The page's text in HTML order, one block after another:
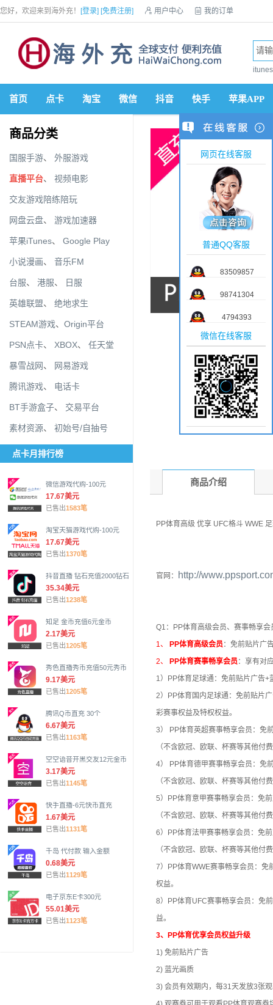
您好，欢迎来到海外充！ [登录] [免费注册]  用户中心  我的订单
首页 点卡 淘宝 微信 抖音 快手 苹果APP
商品分类
国服手游、 外服游戏
直播平台、 视频电影
交友游戏陪练陪玩
网盘云盘、 游戏加速器
苹果iTunes、 Google Play
小说漫画、 音乐FM
台服、 港服、 日服
英雄联盟、 绝地求生
STEAM游戏、 Origin平台
PSN点卡、 XBOX、 任天堂
暴雪战网、 网易游戏
腾讯游戏、 电话卡
BT手游盒子、 交易平台
素材资源、 初始号/自抽号
点卡月排行榜
微信游戏代购-100元
17.67美元
已售出1583笔
淘宝天猫游戏代购-100元
17.67美元
已售出1370笔
抖音直播 钻石充值2000钻石
35.34美元
已售出1238笔
知足 金币充值6元金币
2.17美元
已售出1205笔
秀色直播秀币充值50元秀币
9.17美元
已售出1205笔
腾讯Q币直充 30个
6.67美元
已售出1163笔
空空语音开黑交友12元金币
3.17美元
已售出1145笔
快手直播-6元快币直充
1.67美元
已售出1131笔
千岛 代付款 输入金额
0.68美元
已售出1129笔
电子京东E卡300元
55.01美元
已售出1123笔
商品介绍
PP体育高级 优享 UFC格斗 WWE
官网： http://
Q1：PP体育高级会员、赛事畅享
1、
PP体育高级会员：免前贴片广
2、
PP体育赛事畅享会员：享有对
1）PP体育足球通：免前贴片广告
2）PP体育国内足球通：免前贴片
彩赛事权益及特权权益。
3） PP体育英超赛事畅享会员：免
（不含欧冠、欧联、杯赛等其他付
4） PP体育德甲赛事畅享会员：免
（不含欧冠、欧联、杯赛等其他付
5）PP体育意甲赛事畅享会员：免
（不含欧冠、欧联、杯赛等其他付
6）PP体育法甲赛事畅享会员：免
（不含欧冠、欧联、杯赛等其他付
7）PP体育WWE赛事畅享会员：免
权益。
8）PP体育UFC赛事畅享会员：免
益。
3、PP体育优享会员权益升级
1) 免前贴片广告
2) 蓝光画质
3) 会员有效期内，每31天发放3张
网页在线客服
普通QQ客服
83509857
98741304
4794393
微信在线客服